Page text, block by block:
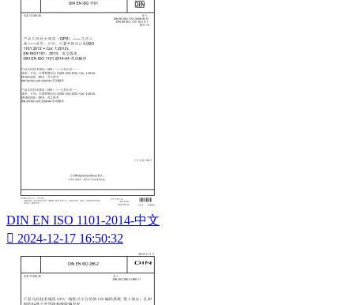
DIN EN ISO 1101-2014-中文
 2024-12-17 16:50:32